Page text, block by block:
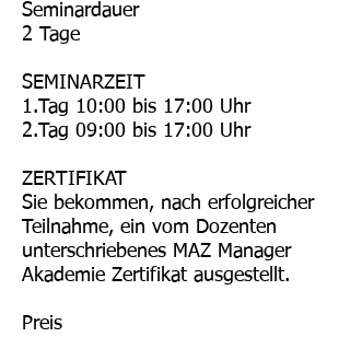
Seminardauer
2 Tage
SEMINARZEIT
1.Tag 10:00 bis 17:00 Uhr
2.Tag 09:00 bis 17:00 Uhr
ZERTIFIKAT
Sie bekommen, nach erfolgreicher
Teilnahme, ein vom Dozenten
unterschriebenes MAZ Manager
Akademie Zertifikat ausgestellt.
Preis